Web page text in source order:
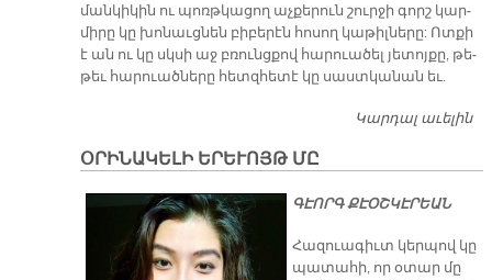
ման­կի­կին ու պոռթ­կա­ցող աչ­քե­րուն շուր­ջի գորշ կար­
մի­րը կը խո­նաւց­նեն բի­բե­րէն հո­սող կա­թիլ­նե­րը: Ոտ­քի
է ան ու կը սկսի աջ բռունց­քով հա­րուա­ծել յե­տոյ­քը, թե­
թեւ հա­րուած­նե­րը հետզ­հե­տէ կը սաստ­կա­նան եւ.
Կարդալ աւելին
ՕՐԻՆԱԿԵԼԻ ԵՐԵՒՈՅԹ ՄԸ
​ԳԷՈՐԳ ՔԷՕՇԿԷՐԵԱՆ
Հա­զուա­գիւտ կեր­պով կը
պա­տա­հի, որ օ­տար մը